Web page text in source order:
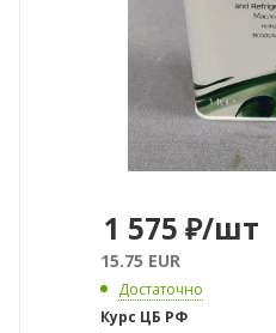
1 575 ₽/шт
15.75 EUR
Достаточно
Курс ЦБ РФ